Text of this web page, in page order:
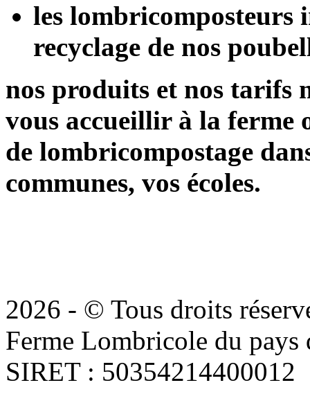
les lombricomposteurs
recyclage de nos
nos produits et nos tarifs
vous accueillir à la ferme
de lombricompostage
communes, vos écoles.
2026 - © Tous droits
Ferme Lombricole du pays
SIRET : 50354214400012